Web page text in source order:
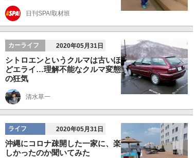
日刊SPA!取材班
カーライフ 2020年05月31日
シトロエンというクルマは古いほ
どエライ…理解不能なクルマ変態
の狂気
清水草一
ライフ 2020年05月31日
沖縄にコロナ疎開した一家に、楽
しかったのか聞いてみた